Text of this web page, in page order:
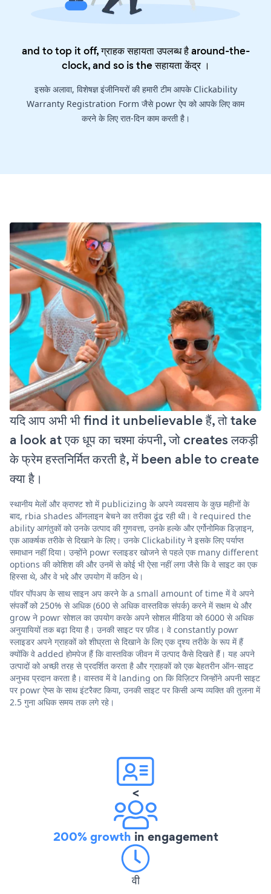
and to top it off, ग्राहक सहायता उपलब्ध है around-the-
clock, and so is theसहायता केंद्र।
इसके अलावा, विशेषज्ञ इंजीनियरों की हमारी टीम आपके Clickability
Warranty Registration Form जैसे powr ऐप को आपके लिए काम
करने के लिए रात-दिन काम करती है।
यदि आप अभी भी find it unbelievable हैं, तो take
a look at एक धूप का चश्मा कंपनी, जो creates लकड़ी
के फ्रेम हस्तनिर्मित करती है, में been able to create
क्या है।
स्थानीय मेलों और क्राफ्ट शो में publicizing के अपने व्यवसाय के कुछ महीनों के
बाद, rbia shades ऑनलाइन बेचने का तरीका ढूंढ रही थी। वे required the
ability आगंतुकों को उनके उत्पाद की गुणवत्ता, उनके हल्के और एर्गोनोमिक डिज़ाइन,
एक आकर्षक तरीके से दिखाने के लिए। उनके Clickability ने इसके लिए पर्याप्त
समाधान नहीं दिया। उन्होंने powr स्लाइडर खोजने से पहले एक many different
options की कोशिश की और उनमें से कोई भी ऐसा नहीं लगा जैसे कि वे साइट का एक
हिस्सा थे, और वे भद्दे और उपयोग में कठिन थे।
पॉवर पॉपअप के साथ साइन अप करने के a small amount of time में वे अपने
संपर्कों को 250% से अधिक (600 से अधिक वास्तविक संपर्क) करने में सक्षम थे और
grow ने powr सोशल का उपयोग करके अपने सोशल मीडिया को 6000 से अधिक
अनुयायियों तक बढ़ा दिया है। उनकी साइट पर फ़ीड। वे constantly powr
स्लाइडर अपने ग्राहकों को शीघ्रता से दिखाने के लिए एक दृश्य तरीके के रूप में हैं
क्योंकि वे added होमपेज हैं कि वास्तविक जीवन में उत्पाद कैसे दिखते हैं। यह अपने
उत्पादों को अच्छी तरह से प्रदर्शित करता है और ग्राहकों को एक बेहतरीन ऑन-साइट
अनुभव प्रदान करता है। वास्तव में वे landing on कि विज़िटर जिन्होंने अपनी साइट
पर powr ऐप्स के साथ इंटरैक्ट किया, उनकी साइट पर किसी अन्य व्यक्ति की तुलना में
2.5 गुना अधिक समय तक लगे रहे।
<
200% growth in engagement
वी